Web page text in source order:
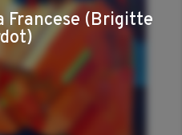
Francese (Brigitte